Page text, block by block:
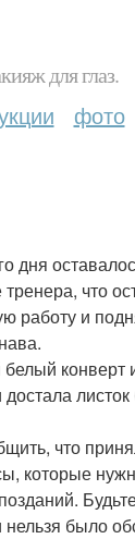
для глаз.
фото
дня
что
работу и
конверт
что
которые
было